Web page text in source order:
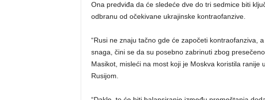
Ona predviđa da će sledeće dve do tri sedmice biti
odbranu od očekivane ukrajinske kontraofanzive.
“Rusi ne znaju tačno gde će započeti kontraofanziva,
snaga, čini se da su posebno zabrinuti zbog
Masikot, misleći na most koji je Moskva koristila ranije
Rusijom.